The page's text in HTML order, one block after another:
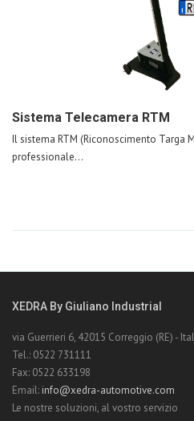
Sistema Telecamera RTM
Il sistema RTM (Riconoscimento Targa
professionale...
XEDRA By Giuliano Industrial
via Guerrieri 6, 42015 Correggio (RE) -
Tel.: 0522 731111
Fax: 0522 633198
Email: info@xedra-automotive.com
Le nostre soluzioni, al vostro servizio